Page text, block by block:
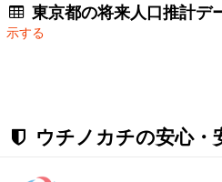
東京都の将来人口推計デ
示する
ウチノカチの安心・